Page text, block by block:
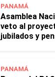
PANAMÁ
Asamblea
veto al
jubilados y
PANAMÁ